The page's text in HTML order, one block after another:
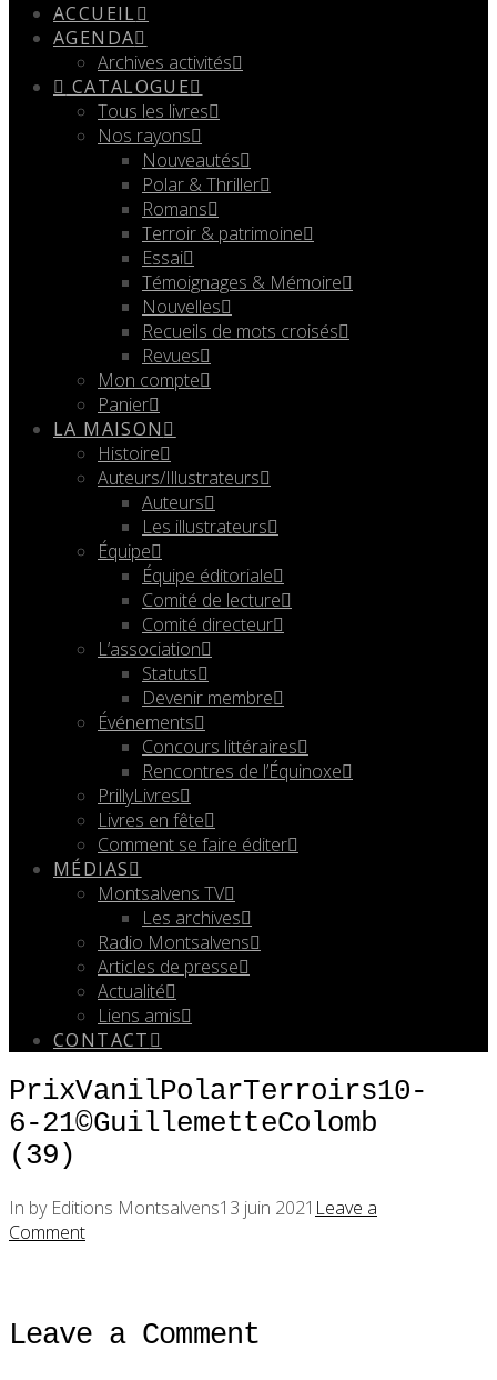
ACCUEIL
AGENDA
Archives activités
CATALOGUE
Tous les livres
Nos rayons
Nouveautés
Polar & Thriller
Romans
Terroir & patrimoine
Essai
Témoignages & Mémoire
Nouvelles
Recueils de mots croisés
Revues
Mon compte
Panier
LA MAISON
Histoire
Auteurs/Illustrateurs
Auteurs
Les illustrateurs
Équipe
Équipe éditoriale
Comité de lecture
Comité directeur
L’association
Statuts
Devenir membre
Événements
Concours littéraires
Rencontres de l’Équinoxe
PrillyLivres
Livres en fête
Comment se faire éditer
MÉDIAS
Montsalvens TV
Les archives
Radio Montsalvens
Articles de presse
Actualité
Liens amis
CONTACT
PrixVanilPolarTerroirs10-
6-21©GuillemetteColomb
(39)
In by Editions Montsalvens13 juin 2021 Leave a
Comment
Leave a Comment